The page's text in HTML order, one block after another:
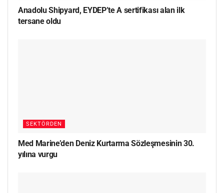
Anadolu Shipyard, EYDEP’te A sertifikası alan ilk
tersane oldu
SEKTÖRDEN
Med Marine’den Deniz Kurtarma Sözleşmesinin 30.
yılına vurgu